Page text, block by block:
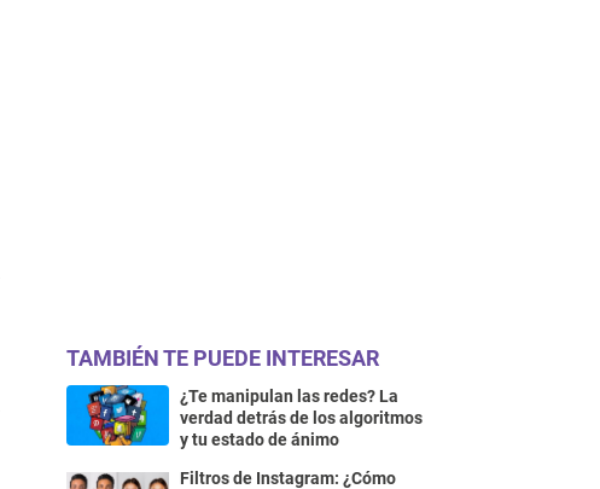
TAMBIÉN TE PUEDE INTERESAR
¿Te manipulan las redes? La
verdad detrás de los algoritmos
y tu estado de ánimo
Filtros de Instagram: ¿Cómo